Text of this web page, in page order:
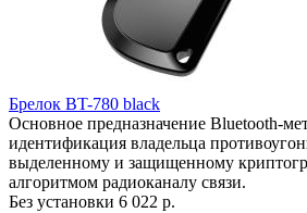
Брелок BT-780 black
Основное предназначение Bluetooth-
идентификация владельца
выделенному и защищенному
алгоритмом радиоканалу связи.
Без установки 6 022 р.